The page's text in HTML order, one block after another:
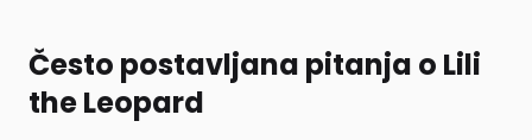
Često postavljana pitanja o Lili
the Leopard